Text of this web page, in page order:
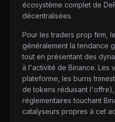
écosystème complet de
décentralisées.
Pour les traders prop firm,
généralement la tendance
tout en présentant des
à l'activité de Binance. Les
plateforme, les burns
de tokens réduisant
réglementaires touchant
catalyseurs propres à cet